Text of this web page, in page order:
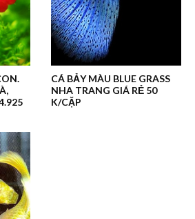
CÁ BẢY MÀU BLUE GRASS
NHA TRANG GIÁ RẺ 50
K/CẶP